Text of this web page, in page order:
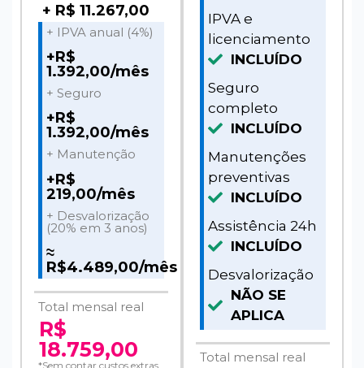
+ R$ 11.267,00
+ IPVA anual (4%)
+R$
1.392,00/mês
+ Seguro
+R$
1.392,00/mês
+ Manutenção
+R$
219,00/mês
+ Desvalorização
(20% em 3 anos)
≈
R$4.489,00/mês
Total mensal real
R$
18.759,00
*Sem contar custos extras
IPVA e
licenciamento
INCLUÍDO
Seguro
completo
INCLUÍDO
Manutenções
preventivas
INCLUÍDO
Assistência 24h
INCLUÍDO
Desvalorização
NÃO SE
APLICA
Total mensal real